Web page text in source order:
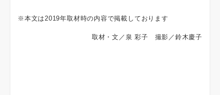
※本文は 2019年取材時の内容で掲載しております
取材・文／泉 彩子 撮影／鈴木慶子